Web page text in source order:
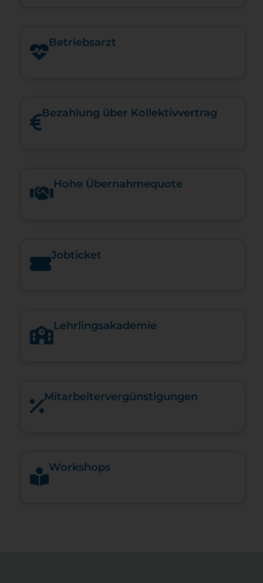
Betriebsarzt
Bezahlung über Kollektivvertrag
Hohe Über­nah­me­quote
Jobticket
Lehrlingsakademie
Mitarbeiter­vergünstigungen
Workshops